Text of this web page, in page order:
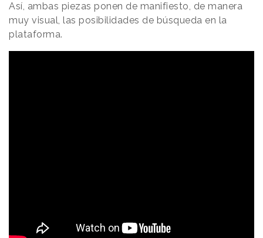
Así, ambas piezas ponen de manifiesto, de manera
muy visual, las posibilidades de búsqueda en la
plataforma.